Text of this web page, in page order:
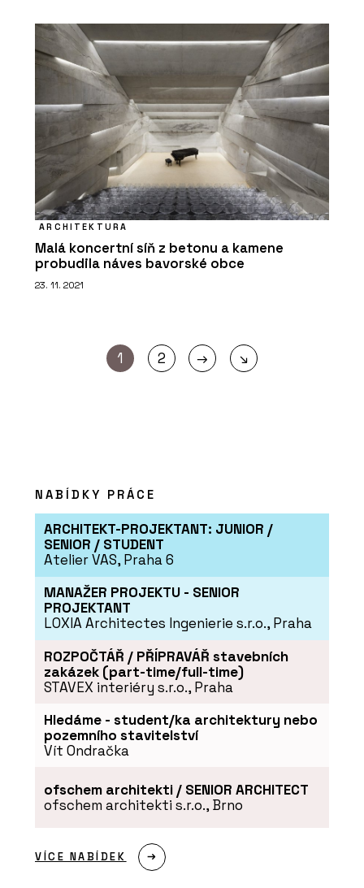
ARCHITEKTURA
Malá koncertní síň z betonu a kamene
probudila náves bavorské obce
23. 11. 2021
1 2 → ↘
NABÍDKY PRÁCE
ARCHITEKT-PROJEKTANT: JUNIOR /
SENIOR / STUDENT
Atelier VAS, Praha 6
MANAŽER PROJEKTU - SENIOR
PROJEKTANT
LOXIA Architectes Ingenierie s.r.o., Praha
ROZPOČTÁŘ / PŘÍPRAVÁŘ stavebních
zakázek (part-time/full-time)
STAVEX interiéry s.r.o., Praha
Hledáme - student/ka architektury nebo
pozemního stavitelství
Vít Ondračka
ofschem architekti / SENIOR ARCHITECT
ofschem architekti s.r.o., Brno
VÍCE NABÍDEK